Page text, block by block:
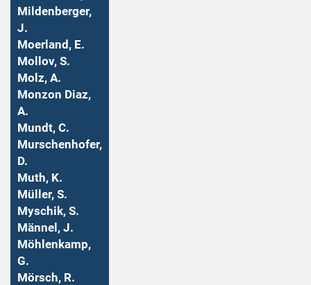
Mildenberger,
J.
Moerland, E.
Mollov, S.
Molz, A.
Monzon Diaz,
A.
Mundt, C.
Murschenhofer,
D.
Muth, K.
Müller, S.
Myschik, S.
Männel, J.
Möhlenkamp,
G.
Mörsch, R.